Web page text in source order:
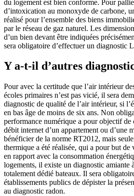
du logement est bien conforme. Pour
d’intoxication au monoxyde de carbone,
réalisé pour l’ensemble des biens
par le réseau de gaz naturel. Les
d’un bien devant être indiquées
sera obligatoire d’effectuer un diagnostic
Y a-t-il d’autres
Pour avec la certitude que l’air intérieur
écoles primaires n’est pas vicié, il sera
diagnostic de qualité de l’air intérieur, si
en bas âge de moins de six ans. Non
performance numérique a pour objectif de
débit internet d’un appartement ou d’une
bénéficier de la norme RT2012, mais
thermique a été réalisée, qui a pour but
en rapport avec la consommation
logements, il existe un diagnostic amiante
totalement dédié bateaux. Il sera
établissements publics de dépister la
au diagnostic radon.